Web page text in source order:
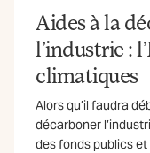
Aides à la
l’industrie :
climatiques
Alors qu’il faudra
décarboner
des fonds publics et